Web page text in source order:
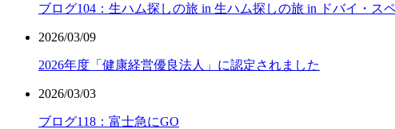
ブログ104：生ハム探しの旅 in 生ハム探しの旅 in ドバイ・ス
2026/03/09
2026年度「健康経営優良法人」に認定されました
2026/03/03
ブログ118：富士急にGO